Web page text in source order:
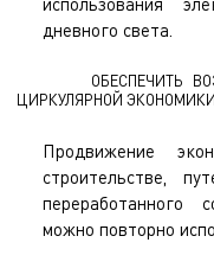
дневного света.
ОБЕСПЕЧИТЬ
ЦИРКУЛЯРНОЙ
Продвижение
строительстве,
переработанного
можно повторно